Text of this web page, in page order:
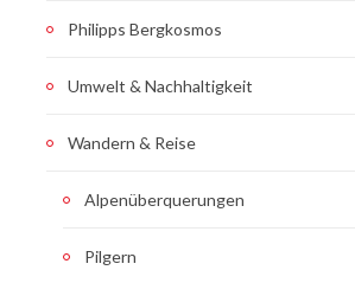
Philipps Bergkosmos
Umwelt & Nachhaltigkeit
Wandern & Reise
Alpenüberquerungen
Pilgern